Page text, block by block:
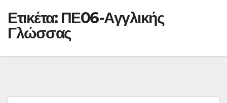
Ετικέτα: ΠΕ06-Αγγλικής
Γλώσσας